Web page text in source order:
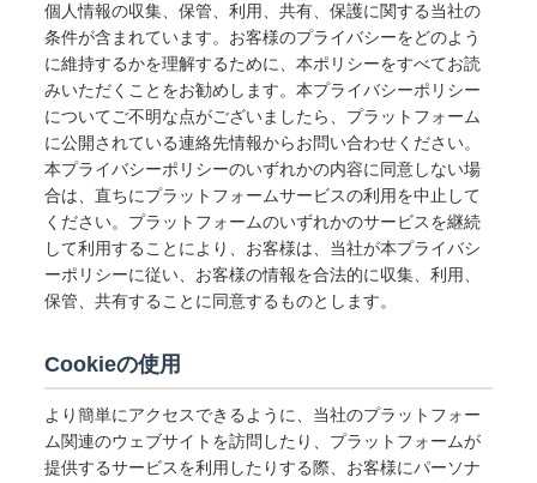
個人情報の収集、保管、利用、共有、保護に関する当社の
条件が含まれています。お客様のプライバシーをどのよう
に維持するかを理解するために、本ポリシーをすべてお読
みいただくことをお勧めします。本プライバシーポリシー
についてご不明な点がございましたら、プラットフォーム
に公開されている連絡先情報からお問い合わせください。
本プライバシーポリシーのいずれかの内容に同意しない場
合は、直ちにプラットフォームサービスの利用を中止して
ください。プラットフォームのいずれかのサービスを継続
して利用することにより、お客様は、当社が本プライバシ
ーポリシーに従い、お客様の情報を合法的に収集、利用、
保管、共有することに同意するものとします。
Cookieの使用
より簡単にアクセスできるように、当社のプラットフォー
ム関連のウェブサイトを訪問したり、プラットフォームが
提供するサービスを利用したりする際、お客様にパーソナ